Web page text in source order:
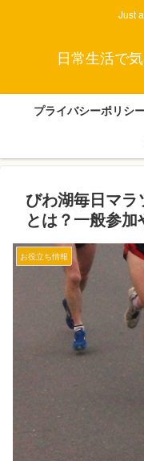
Just
日常生活で
プライバシーポリシ
びわ湖毎日マ
とは？一般参加
お役立ち情報